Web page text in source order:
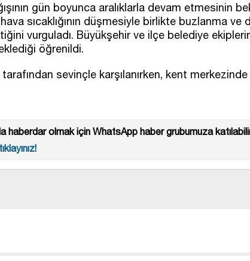
gün boyunca aralıklarla devam etmesinin
sıcaklığının düşmesiyle birlikte buzlanma ve
vurguladı. Büyükşehir ve ilçe belediye
öğrenildi.
sevinçle karşılanırken, kent
haberdar olmak için WhatsApp haber grubumuza